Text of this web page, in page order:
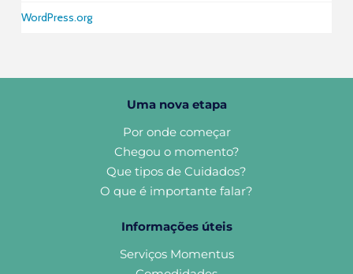
WordPress.org
Uma nova etapa
Por onde começar
Chegou o momento?
Que tipos de Cuidados?
O que é importante falar?
Informações úteis
Serviços Momentus